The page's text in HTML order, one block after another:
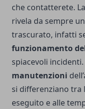
che contatterete.
rivela da sempre
trascurato, infatti
funzionamento
spiacevoli
manutenzioni
si differenziano tra
eseguito e alle